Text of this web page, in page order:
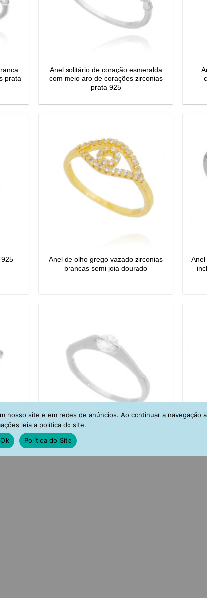
prata
Anel solitário de coração esmeralda
com meio aro de corações zirconias
prata 925
925
Anel de olho grego vazado zirconias
brancas semi joia dourado
Anel
Anel solitário com zirconia flutuante
rodio semi joia moderna
site e em redes de anúncios. Ao continuar a navegação
leia a política do site.
Ok
Política do Site